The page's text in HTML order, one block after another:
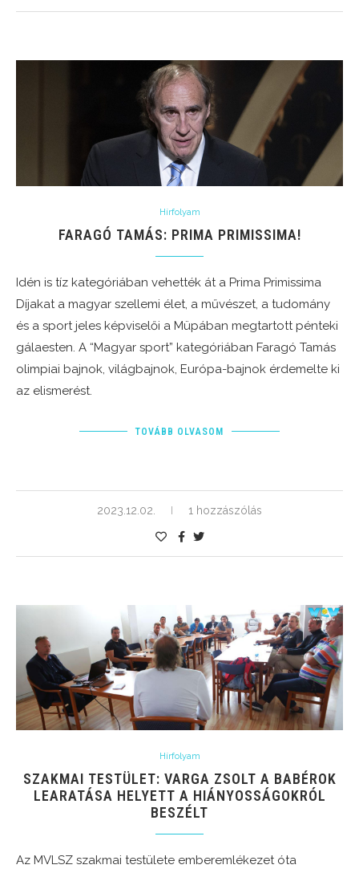
Hírfolyam
FARAGÓ TAMÁS: PRIMA PRIMISSIMA!
Idén is tíz kategóriában vehették át a Prima Primissima
Díjakat a magyar szellemi élet, a művészet, a tudomány
és a sport jeles képviselői a Müpában megtartott pénteki
gálaesten. A “Magyar sport” kategóriában Faragó Tamás
olimpiai bajnok, világbajnok, Európa-bajnok érdemelte ki
az elismerést.
TOVÁBB OLVASOM
2023.12.02. 1 hozzászólás
Hírfolyam
SZAKMAI TESTÜLET: VARGA ZSOLT A BABÉROK
LEARATÁSA HELYETT A HIÁNYOSSÁGOKRÓL
BESZÉLT
Az MVLSZ szakmai testülete emberemlékezet óta